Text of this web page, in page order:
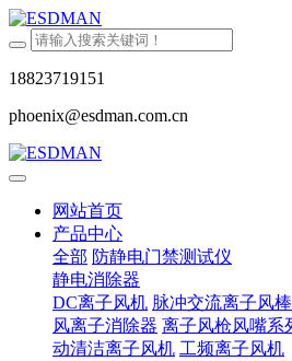
18823719151
phoenix@esdman.com.cn
网站首页
产品中心
全部 防静电门禁测试仪
静电消除器
DC离子风机 脉冲交流离子风棒
风离子消除器 离子风枪风嘴系
动清洁离子风机 工频离子风机